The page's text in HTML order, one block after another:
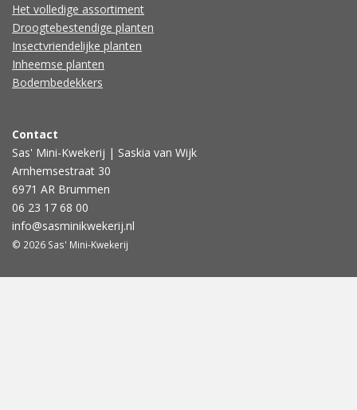
Het volledige assortiment
Droogtebestendige planten
Insectvriendelijke planten
Inheemse planten
Bodembedekkers
Contact
Sas' Mini-Kwekerij | Saskia van Wijk
Arnhemsestraat 30
6971 AR Brummen
06 23 17 68 00
info@sasminikwekerij.nl
© 2026 Sas' Mini-Kwekerij